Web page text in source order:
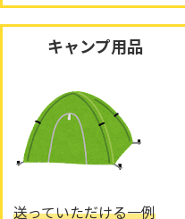
キャンプ用品
送っていただける一例